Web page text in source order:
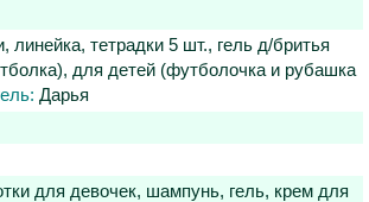
тетрадки 5 шт., гель д/бритья
для детей (футболочка и рубашка
Дарья
для девочек, шампунь, гель, крем для